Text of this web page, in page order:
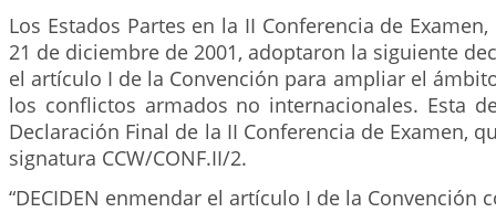
Los Estados Partes en la II Conferencia de
21 de diciembre de 2001, adoptaron la siguiente
el artículo I de la Convención para ampliar el
los conflictos armados no internacionales. Esta
Declaración Final de la II Conferencia de Examen,
signatura CCW/CONF.II/2.
“DECIDEN enmendar el artículo I de la Convención